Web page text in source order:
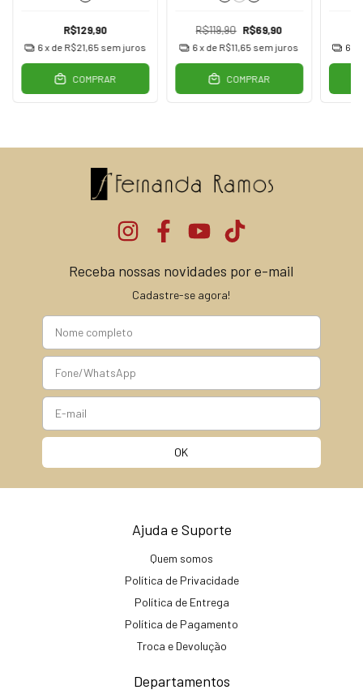
R$129,90
6x de R$21,65 sem juros
COMPRAR
R$119,90 R$69,90
6 x de R$11,65 sem juros
COMPRAR
6
Receba nossas novidades por e-mail
Cadastre-se agora!
Ajuda e Suporte
Quem somos
Política de Privacidade
Política de Entrega
Política de Pagamento
Troca e Devolução
Departamentos